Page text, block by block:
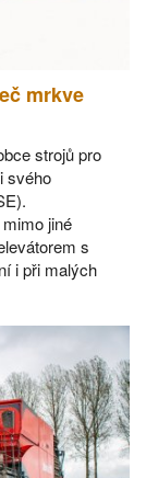
mrkve
strojů pro
svého
jiné
s
i při malých